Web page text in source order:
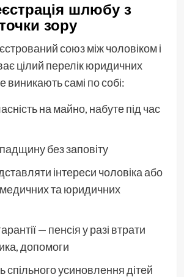
шлюбу з
зору
союз між чоловіком і
цілий перелік юридичних
виникають самі по собі:
на майно, набуте під час
без заповіту
інтереси чоловіка або
та юридичних
— пенсія у разі втрати
допомоги
спільного усиновлення дітей